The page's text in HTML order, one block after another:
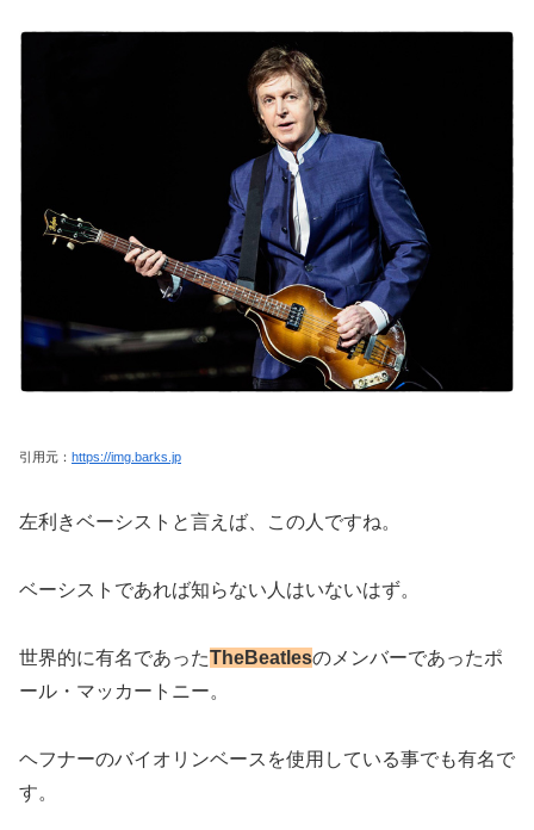
引用元： https://img.barks.jp
左利きベーシストと言えば、この人ですね。
ベーシストであれば知らない人はいないはず。
世界的に有名であったTheBeatlesのメンバーであったポ
ール・マッカートニー。
ヘフナーのバイオリンベースを使用している事でも有名で
す。